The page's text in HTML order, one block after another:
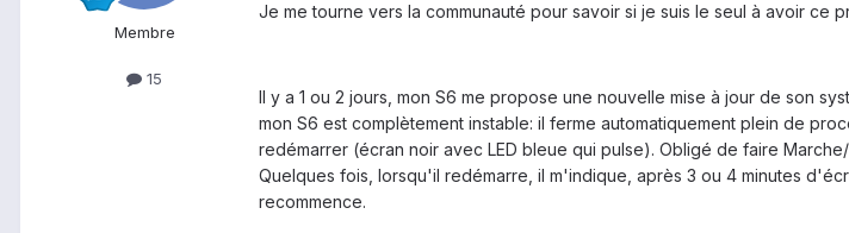
Membre
15
Je me tourne vers la communauté pour savoir si je suis le seul à avoir ce
Il y a 1 ou 2 jours, mon S6 me propose une nouvelle mise à jour de son
mon S6 est complètement instable: il ferme automatiquement plein de
redémarrer (écran noir avec LED bleue qui pulse). Obligé de faire
Quelques fois, lorsqu'il redémarre, il m'indique, après 3 ou 4 minutes
recommence.